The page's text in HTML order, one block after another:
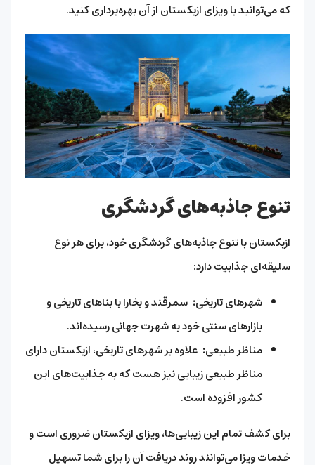
که می‌توانید با ویزای ازبکستان از آن بهره‌برداری کنید.
تنوع جاذبه‌های گردشگری
ازبکستان با تنوع جاذبه‌های گردشگری خود، برای هر نوع
سلیقه‌ای جذابیت دارد:
شهرهای تاریخی: سمرقند و بخارا با بناهای تاریخی و
بازارهای سنتی خود به شهرت جهانی رسیده‌اند.
مناظر طبیعی: علاوه بر شهرهای تاریخی، ازبکستان دارای
مناظر طبیعی زیبایی نیز هست که به جذابیت‌های این
کشور افزوده است.
برای کشف تمام این زیبایی‌ها، ویزای ازبکستان ضروری است و
خدمات ویزا می‌توانند روند دریافت آن را برای شما تسهیل